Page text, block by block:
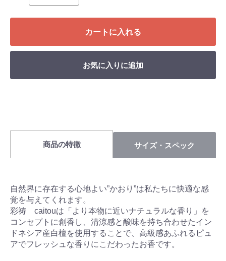
カートに入れる
お気に入りに追加
商品の特徴 サイズ・スペック
自然界に存在する心地よい”かおり”は私たちに快適な感
覚を与えてくれます。
彩祷 caitouは「より本物に近いナチュラルな香り」を
コンセプトに創香し、清涼感と酸味を持ち合わせたイン
ドネシア産白檀を使用することで、高級感あふれるピュ
アでフレッシュな香りにこだわったお香です。